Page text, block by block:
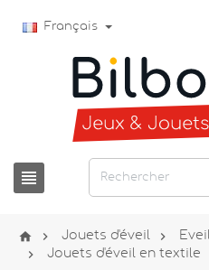
Français

  Jouets d'éveil 
 Jouets d'éveil en textile